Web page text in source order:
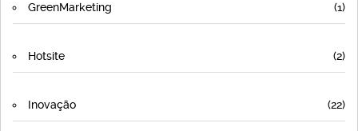
GreenMarketing (1)
Hotsite (2)
Inovação (22)